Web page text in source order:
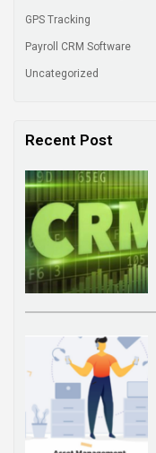
GPS Tracking
Payroll CRM Software
Uncategorized
Recent Post